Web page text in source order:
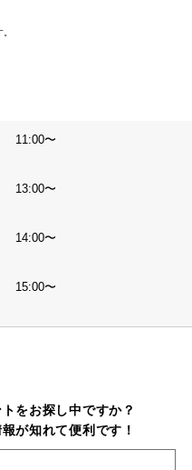
11:00〜
13:00〜
14:00〜
15:00〜
をお探し中ですか？
が知れて便利です！